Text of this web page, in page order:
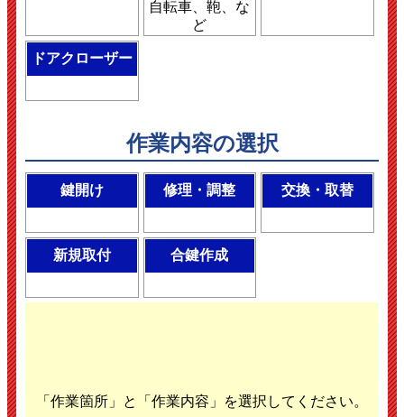
自転車、鞄、な
ど
ドアクローザー
作業内容の選択
鍵開け 修理・調整 交換・取替
新規取付 合鍵作成
「作業箇所」と「作業内容」を選択してください。